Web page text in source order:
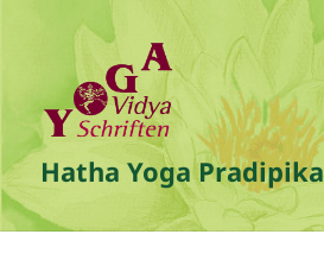
Hatha Yoga Pradipika